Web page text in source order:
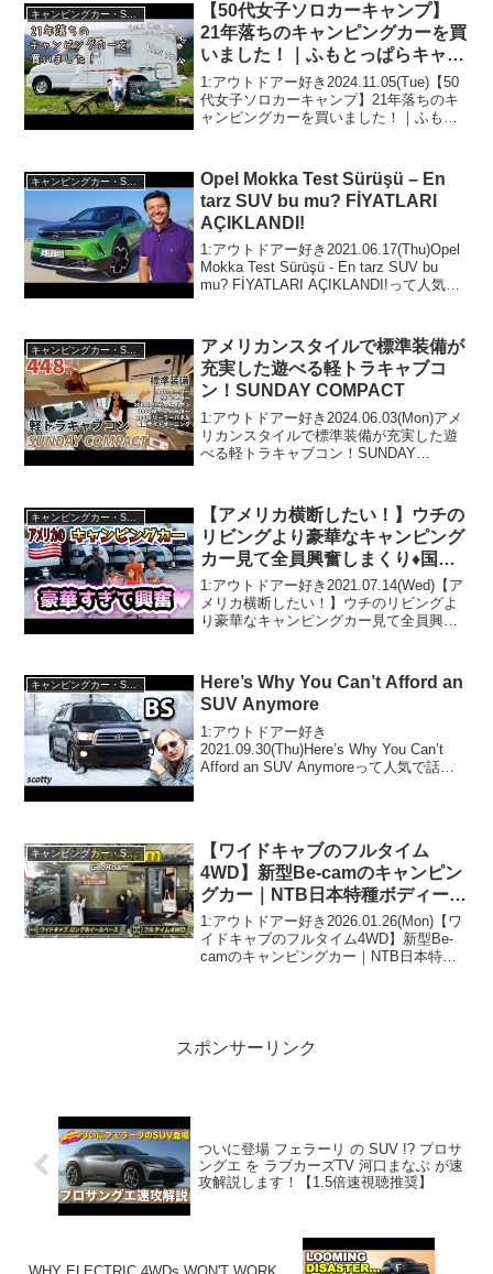
【50代女子ソロカーキャンプ】
21年落ちのキャンピングカーを買
いました！｜ふもとっぱらキャン
プ場｜Van Tour, Vlog［50］
1:アウトドアー好き2024.11.05(Tue)【50
代女子ソロカーキャンプ】21年落ちのキ
ャンピングカーを買いました！｜ふもと
で！！2:アウトドアー...
キャンピングカー・SUV人気車種
Opel Mokka Test Sürüşü – En
tarz SUV bu mu? FİYATLARI
AÇIKLANDI!
1:アウトドアー好き2021.06.17(Thu)Opel
Mokka Test Sürüşü - En tarz SUV bu
mu? FİYATLARI AÇIKLANDI!って人気で
アメリカンスタイルで標準装備が
充実した遊べる軽トラキャブコ
ン！SUNDAY COMPACT
1:アウトドアー好き2024.06.03(Mon)アメ
リカンスタイルで標準装備が充実した遊
べる軽トラキャブコン！SUNDAY
2024.06.03(Mon)この動画は...
【アメリカ横断したい！】ウチの
リビングより豪華なキャンピング
カー見て全員興奮しまくり♦︎国際
結婚｜３児ママ｜アメリカ生活｜
バイリンガル育児｜RV
1:アウトドアー好き2021.07.14(Wed)【ア
メリカ横断したい！】ウチのリビングよ
り豪華なキャンピングカー見て全員興奮
話題らしいぞ、見逃さないで！！2:ア...
キャンピングカー・SUV人気車種
Here’s Why You Can’t Afford an
SUV Anymore
1:アウトドアー好き
2021.09.30(Thu)Here’s Why You Can’t
Afford an SUV Anymoreって人気で話題
キャンピングカー・SUV人気車種
【ワイドキャブのフルタイム
4WD】新型Be-camのキャンピン
グカー｜NTB日本特種ボディーの
GeoRoam
1:アウトドアー好き2026.01.26(Mon)【ワ
イドキャブのフルタイム4WD】新型Be-
camのキャンピングカー｜NTB日本特種
スポンサーリンク
ついに登場 フェラーリ の SUV !? プロサ
ングエ を ラブカーズTV 河口まなぶ が速
攻解説します！【1.5倍速視聴推奨】